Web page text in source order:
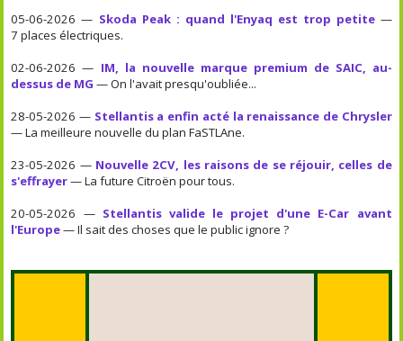
05-06-2026 — Skoda Peak : quand l'Enyaq est trop petite—
7 places électriques.
02-06-2026 — IM, la nouvelle marque premium de SAIC, au-
dessus de MG — On l'avait presqu'oubliée...
28-05-2026 — Stellantis a enfin acté la renaissance de Chrysler
— La meilleure nouvelle du plan FaSTLAne.
23-05-2026 — Nouvelle 2CV, les raisons de se réjouir, celles de
s'effrayer— La future Citroën pour tous.
20-05-2026 — Stellantis valide le projet d'une E-Car avant
l'Europe— Il sait des choses que le public ignore ?